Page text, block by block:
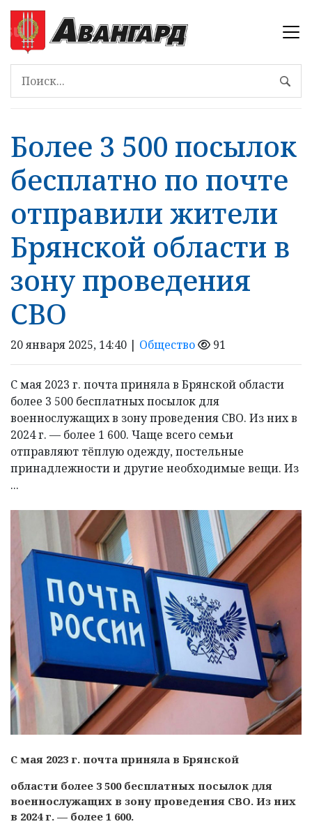
Более 3 500 посылок
бесплатно по почте
отправили жители
Брянской области в
зону проведения
СВО
20 января 2025, 14:40 | Общество 91
С мая 2023 г. почта приняла в Брянской области
более 3 500 бесплатных посылок для
военнослужащих в зону проведения СВО. Из них в
2024 г. — более 1 600. Чаще всего семьи
отправляют тёплую одежду, постельные
принадлежности и другие необходимые вещи. Из
...
С мая 2023 г. почта приняла в Брянской
области более 3 500 бесплатных посылок для
военнослужащих в зону проведения СВО. Из них
в 2024 г. — более 1 600.